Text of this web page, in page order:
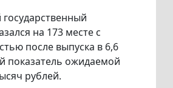
на 173 месте с
после выпуска в 6,6
показатель ожидаемой
рублей.